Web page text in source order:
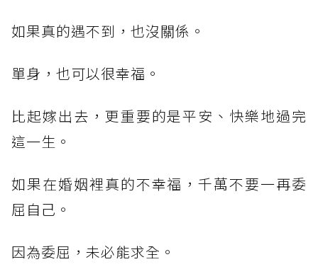
如果真的遇不到，也沒關係。
單身，也可以很幸福。
比起嫁出去，更重要的是平安、快樂地過完
這一生。
如果在婚姻裡真的不幸福，千萬不要一再委
屈自己。
因為委屈，未必能求全。